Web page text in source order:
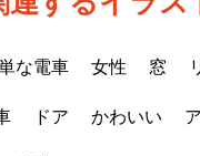
な電車 女性 窓
ドア かわいい